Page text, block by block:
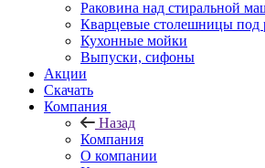
Раковина над стиральной
Кварцевые столешницы под
Кухонные мойки
Выпуски, сифоны
Акции
Скачать
Компания
Назад
Компания
О компании